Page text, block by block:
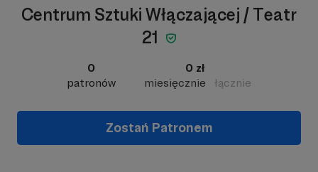
Centrum Sztuki Włączającej / Teatr
21
0
patronów
0 zł
miesięcznie
łącznie
Zostań Patronem